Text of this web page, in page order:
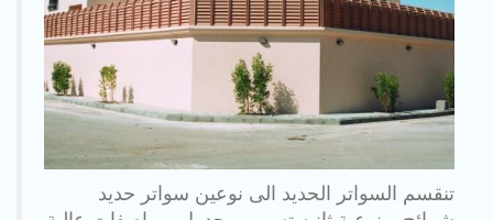
تنقسم السواتر الحديد الى نوعين سواتر حديد